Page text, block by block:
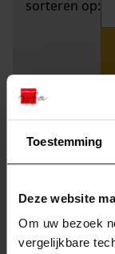
Toestemming
Deze website
Om uw bezoek
vergelijkbare
sorteren op: